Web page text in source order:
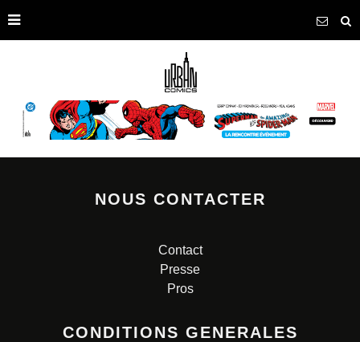
NOUS CONTACTER
Contact
Presse
Pros
CONDITIONS GENERALES